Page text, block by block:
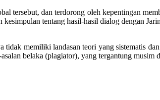
tersebut, dan terdorong oleh kepentingan
tentang hasil-hasil dialog dengan
memiliki landasan teori yang sistematis
belaka (plagiator), yang tergantung